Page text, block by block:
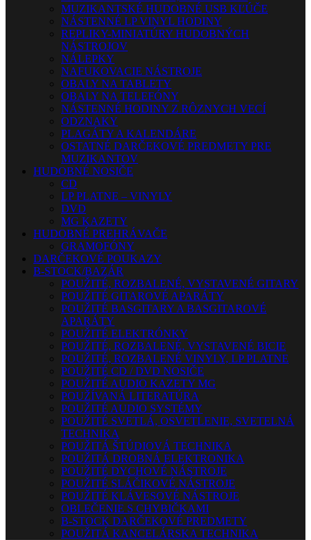
MUZIKANTSKÉ HUDOBNÉ USB KĽÚČE
NÁSTENNÉ LP VINYL HODINY
REPLIKY-MINIATÚRY HUDOBNÝCH
NÁSTROJOV
NÁLEPKY
NAFUKOVACIE NÁSTROJE
OBALY NA TABLETY
OBALY NA TELEFÓNY
NÁSTENNÉ HODINY Z RÔZNYCH VECÍ
ODZNAKY
PLAGÁTY A KALENDÁRE
OSTATNÉ DARČEKOVÉ PREDMETY PRE
MUZIKANTOV
HUDOBNÉ NOSIČE
CD
LP PLATNE – VINYLY
DVD
MG KAZETY
HUDOBNÉ PREHRÁVAČE
GRAMOFÓNY
DARČEKOVÉ POUKAZY
B-STOCK/BAZÁR
POUŽITÉ, ROZBALENÉ, VYSTAVENÉ GITARY
POUŽITÉ GITAROVÉ APARÁTY
POUŽITÉ BASGITARY A BASGITAROVÉ
APARÁTY
POUŽITÉ ELEKTRÓNKY
POUŽITÉ, ROZBALENÉ, VYSTAVENÉ BICIE
POUŽITÉ, ROZBALENÉ VINYLY, LP PLATNE
POUŽITÉ CD / DVD NOSIČE
POUŽITÉ AUDIO KAZETY MG
POUŽÍVANÁ LITERATÚRA
POUŽITÉ AUDIO SYSTÉMY
POUŽITÉ SVETLÁ, OSVETLENIE, SVETELNÁ
TECHNIKA
POUŽITÁ ŠTÚDIOVÁ TECHNIKA
POUŽITÁ DROBNÁ ELEKTRONIKA
POUŽITÉ DYCHOVÉ NÁSTROJE
POUŽITÉ SLÁČIKOVÉ NÁSTROJE
POUŽITÉ KLÁVESOVÉ NÁSTROJE
OBLEČENIE S CHYBIČKAMI
B-STOCK DARČEKOVÉ PREDMETY
POUŽITÁ KANCELÁRSKA TECHNIKA